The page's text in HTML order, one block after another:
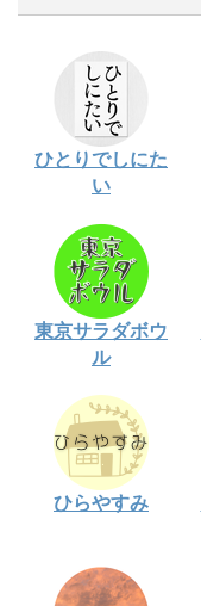
ひとりでしにた
い
東京サラダボウ
ル
ひらやすみ